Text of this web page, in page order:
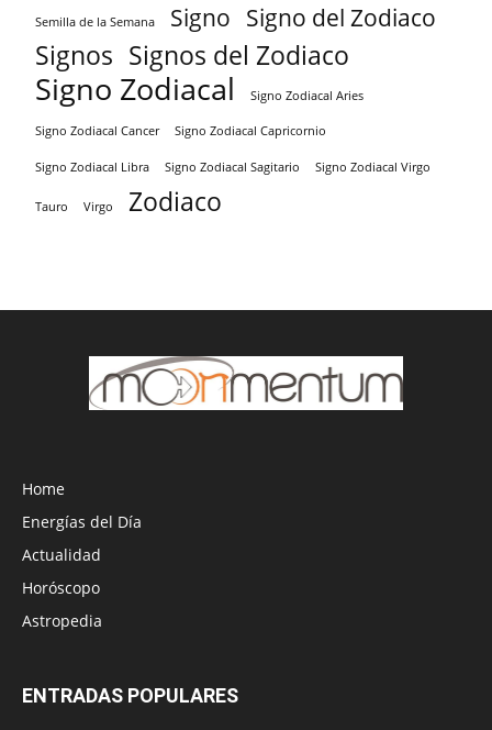
Semilla de la Semana Signo Signo del Zodiaco
Signos Signos del Zodiaco
Signo Zodiacal Signo Zodiacal Aries
Signo Zodiacal Cancer Signo Zodiacal Capricornio
Signo Zodiacal Libra Signo Zodiacal Sagitario Signo Zodiacal Virgo
Tauro Virgo Zodiaco
Home
Energías del Día
Actualidad
Horóscopo
Astropedia
ENTRADAS POPULARES